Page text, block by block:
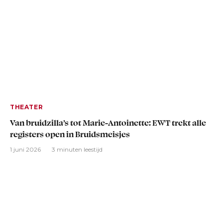
THEATER
Van bruidzilla’s tot Marie-Antoinette: EWT trekt alle
registers open in Bruidsmeisjes
1 juni 2026 3 minuten leestijd